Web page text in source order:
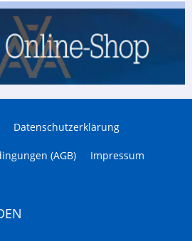
Datenschutzerklärung
(AGB) Impressum